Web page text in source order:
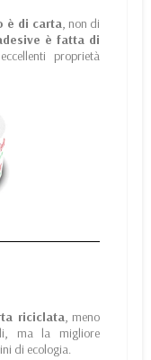
è di carta, non di
è fatta di
proprietà
riciclata, meno
ma la migliore
di ecologia.